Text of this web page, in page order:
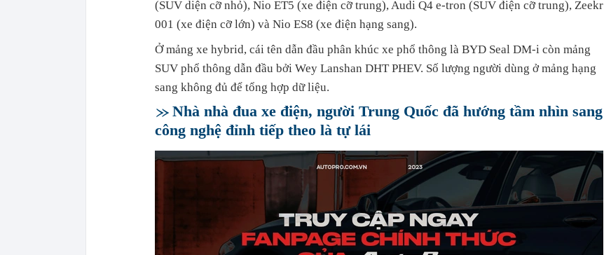
(SUV diện cỡ nhỏ), Nio ET5 (xe điện cỡ trung), Audi Q4 e-tron (SUV điện cỡ trung), Zeekr
001 (xe điện cỡ lớn) và Nio ES8 (xe điện hạng sang).
Ở mảng xe hybrid, cái tên dẫn đầu phân khúc xe phổ thông là BYD Seal DM-i còn mảng
SUV phổ thông dẫn đầu bởi Wey Lanshan DHT PHEV. Số lượng người dùng ở mảng hạng
sang không đủ để tổng hợp dữ liệu.
Nhà nhà đua xe điện, người Trung Quốc đã hướng tầm nhìn sang
công nghệ đỉnh tiếp theo là tự lái